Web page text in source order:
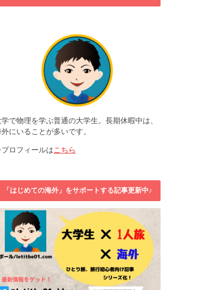
学で物理を学ぶ普通の大学生。長期休暇中は、
にいることが多いです。
ロフィールはこちら
「はじめての海外」をサポートする記事更新中♪